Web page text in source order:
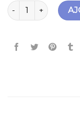
quantité de sac à